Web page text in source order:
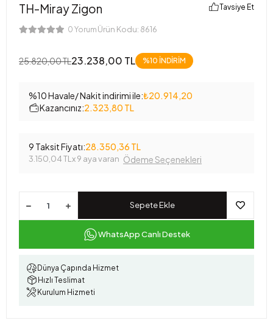
TH-Miray Zigon
0 Yorum Ürün Kodu: 8616
Tavsiye Et
25.820,00 TL23.238,00 TL %10 İNDİRİM
%10 Havale/ Nakit indirimi ile:₺20.914,20
Kazancınız:2.323,80 TL
9 Taksit Fiyatı:28.350,36 TL
3.150,04 TL x 9 aya varan Ödeme Seçenekleri
Sepete Ekle
WhatsApp Canlı Destek
Dünya Çapında Hizmet
Hızlı Teslimat
Kurulum Hizmeti